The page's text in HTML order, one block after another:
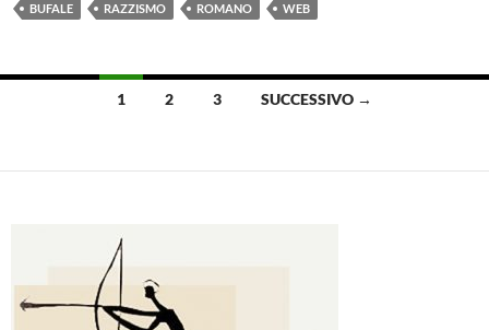
BUFALE RAZZISMO ROMANO WEB
Navigazione
1 2 3 SUCCESSIVO →